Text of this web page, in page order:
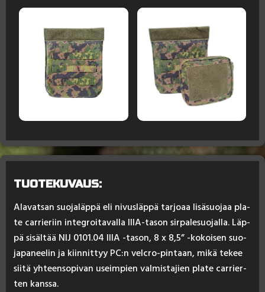
TUOTEKUVAUS:
Ala­vat­san suo­ja­läp­pä eli ni­vus­läp­pä tar­joaa li­sä­suo­jaa pla­
te car­rie­riin in­teg­roi­ta­val­la IIIA-ta­son sir­pa­le­suo­jal­la. Läp­
pä si­säl­tää NIJ 0101.04 IIIA -ta­son, 8 x 8,5” -ko­koi­sen suo­
ja­pa­nee­lin ja kiin­nit­tyy PC:n velc­ro-pin­taan, mi­kä te­kee
sii­tä yh­teen­so­pi­van useim­pien val­mis­ta­jien pla­te car­rier­
ten kans­sa.